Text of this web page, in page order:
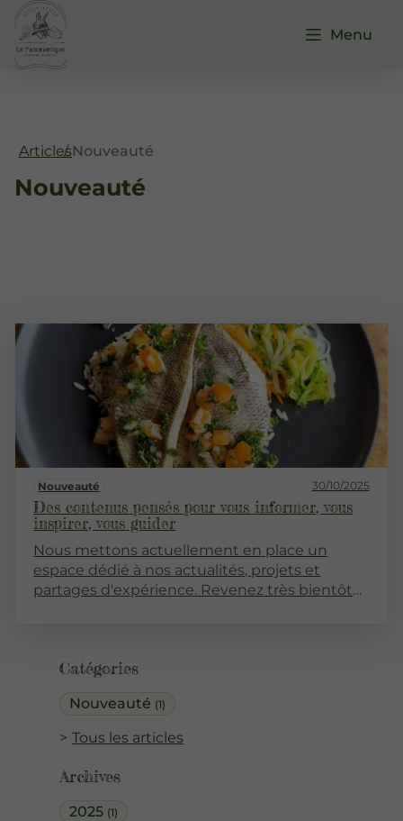
Menu
Catégories
Nouveauté (1)
Tous les articles
Archives
2025 (1)
ArticlesNouveauté
Nouveauté
Nouveauté 30/10/2025
Des contenus pensés pour vous informer, vous
inspirer, vous guider
Nous mettons actuellement en place un
espace dédié à nos actualités, projets et
partages d'expérience. Revenez très bientôt